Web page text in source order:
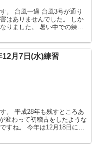
通り
ありませんでした。 しか
暑い中での練習
12月7日(水)練習
ころあ
月18日に行